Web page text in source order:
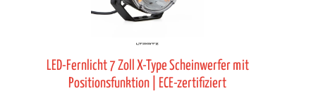
LED-Fernlicht 7 Zoll X-Type Scheinwerfer mit
Positionsfunktion | ECE-zertifiziert